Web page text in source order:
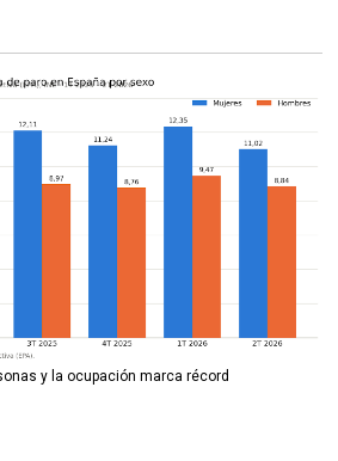
y la ocupación marca récord